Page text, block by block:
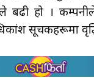
बढी हो ।
सूचकहरूमा